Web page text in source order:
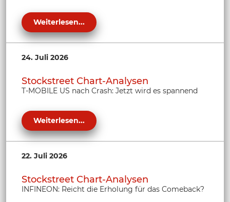
Weiterlesen...
24. Juli 2026
Stockstreet Chart-Analysen
T-MOBILE US nach Crash: Jetzt wird es spannend
Weiterlesen...
22. Juli 2026
Stockstreet Chart-Analysen
INFINEON: Reicht die Erholung für das Comeback?